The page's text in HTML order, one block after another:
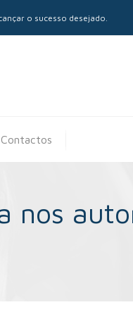
o sucesso desejado.
Contactos
nos